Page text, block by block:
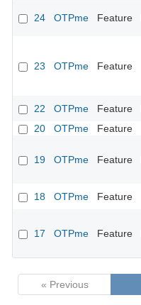
24 OTPme Feature
23 OTPme Feature
22
OTPme Feature
20
OTPme Feature
19 OTPme Feature
18
OTPme Feature
17 OTPme Feature
« Previous